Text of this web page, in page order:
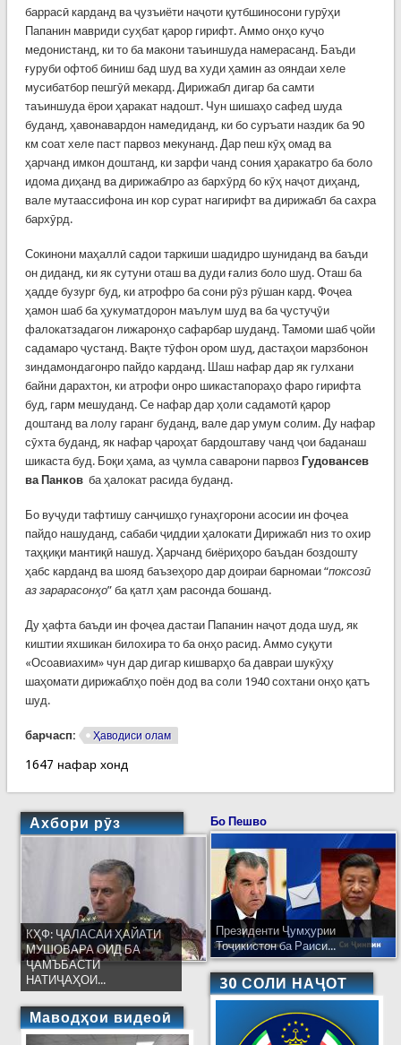
баррасӣ карданд ва ҷузъиёти наҷоти қутбшиносони гурӯҳи
Папанин мавриди суҳбат қарор гирифт. Аммо онҳо куҷо
медонистанд, ки то ба макони таъиншуда намерасанд. Баъди
ғуруби офтоб биниш бад шуд ва худи ҳамин аз ояндаи хеле
мусибатбор пешгӯӣ мекард. Дирижабл дигар ба самти
таъиншуда ёрои ҳаракат надошт. Чун шишаҳо сафед шуда
буданд, ҳавонавардон намедиданд, ки бо суръати наздик ба 90
км соат хеле паст парвоз мекунанд. Дар пеш кӯҳ омад ва
ҳарчанд имкон доштанд, ки зарфи чанд сония ҳаракатро ба боло
идома диҳанд ва дирижаблро аз бархӯрд бо кӯҳ наҷот диҳанд,
вале мутаассифона ин кор сурат нагирифт ва дирижабл ба сахра
бархӯрд.
Сокинони маҳаллӣ садои таркиши шадидро шуниданд ва баъди
он диданд, ки як сутуни оташ ва дуди ғализ боло шуд. Оташ ба
ҳадде бузург буд, ки атрофро ба сони рӯз рӯшан кард. Фоҷеа
ҳамон шаб ба ҳукуматдорон маълум шуд ва ба ҷустуҷӯи
фалокатзадагон лижаронҳо сафарбар шуданд. Тамоми шаб ҷойи
садамаро ҷустанд. Вақте тӯфон ором шуд, дастаҳои марзбонон
зиндамондагонро пайдо карданд. Шаш нафар дар як гулхани
байни дарахтон, ки атрофи онро шикастапораҳо фаро гирифта
буд, гарм мешуданд. Се нафар дар ҳоли садамотӣ қарор
доштанд ва лолу гаранг буданд, вале дар умум солим. Ду нафар
сӯхта буданд, як нафар ҷароҳат бардоштаву чанд ҷои баданаш
шикаста буд. Боқи ҳама, аз ҷумла саварони парвоз Гудовансев
ва Панковба ҳалокат расида буданд.
Бо вуҷуди тафтишу санҷишҳо гунаҳгорони асосии ин фоҷеа
пайдо нашуданд, сабаби ҷиддии ҳалокати Дирижабл низ то охир
таҳқиқи мантиқӣ нашуд. Ҳарчанд биёриҳоро баъдан боздошту
ҳабс карданд ва шояд баъзеҳоро дар доираи барномаи “поксозӣ
аз зарарасонҳо” ба қатл ҳам расонда бошанд.
Ду ҳафта баъди ин фоҷеа дастаи Папанин наҷот дода шуд, як
киштии яхшикан билохира то ба онҳо расид. Аммо суқути
«Осоавиахим» чун дар дигар кишварҳо ба давраи шукӯҳу
шаҳомати дирижаблҳо поён дод ва соли 1940 сохтани онҳо қатъ
шуд.
барчасп: Ҳаводиси олам
1647 нафар хонд
Ахбори рӯз
КҲФ: ҶАЛАСАИ ҲАЙАТИ
МУШОВАРА ОИД БА
ҶАМЪБАСТИ
НАТИҶАҲОИ...
Маводҳои видеоӣ
Бо Пешво
Президенти Ҷумҳурии
Тоҷикистон ба Раиси...
30 СОЛИ НАҶОТ